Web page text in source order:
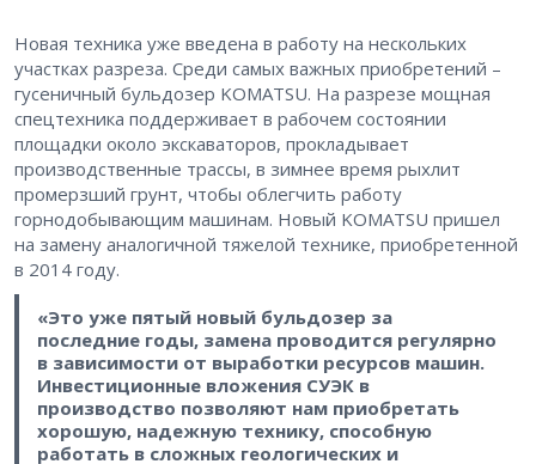
Новая техника уже введена в работу на нескольких
участках разреза. Среди самых важных приобретений –
гусеничный бульдозер KOMATSU. На разрезе мощная
спецтехника поддерживает в рабочем состоянии
площадки около экскаваторов, прокладывает
производственные трассы, в зимнее время рыхлит
промерзший грунт, чтобы облегчить работу
горнодобывающим машинам. Новый KOMATSU пришел
на замену аналогичной тяжелой технике, приобретенной
в 2014 году.
«Это уже пятый новый бульдозер за
последние годы, замена проводится регулярно
в зависимости от выработки ресурсов машин.
Инвестиционные вложения СУЭК в
производство позволяют нам приобретать
хорошую, надежную технику, способную
работать в сложных геологических и